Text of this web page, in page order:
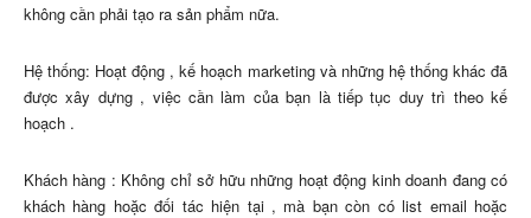
không cần phải tạo ra sản phẩm nữa.
Hệ thống: Hoạt động , kế hoạch marketing và những hệ thống khác đã
được xây dựng , việc cần làm của bạn là tiếp tục duy trì theo kế
hoạch .
Khách hàng : Không chỉ sở hữu những hoạt động kinh doanh đang có
khách hàng hoặc đối tác hiện tại , mà bạn còn có list email hoặc